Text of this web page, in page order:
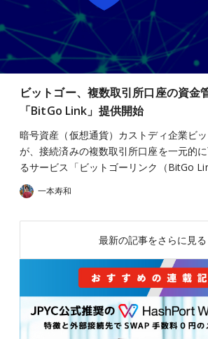
ビットゴー、複数取引所口座の資金
「BitGo Link」提供開始
暗号資産（仮想通貨）カストディ企業ビッ
が、接続済みの複数取引所口座を一元的
るサービス「ビットゴーリンク（BitGo
一本寿和
最新の記事をさらに見